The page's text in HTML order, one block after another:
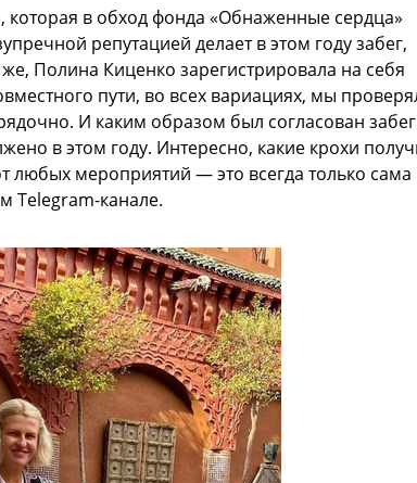
которая в обход фонда «Обнаженные сердца»
репутацией делает в этом году забег,
Полина Киценко зарегистрировала на себя
пути, во всех вариациях, мы
И каким образом был согласован
в этом году. Интересно, какие крохи
любых мероприятий — это всегда только сама
Telegram-канале.